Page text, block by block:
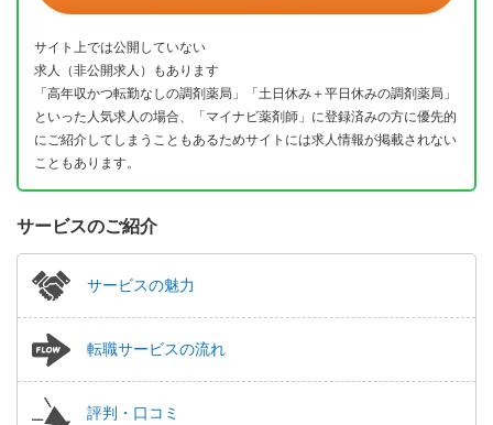
サイト上では公開していない
求人（非公開求人）もあります
「高年収かつ転勤なしの調剤薬局」「土日休み＋平日休みの調剤薬局」
といった人気求人の場合、「マイナビ薬剤師」に登録済みの方に優先的
にご紹介してしまうこともあるためサイトには求人情報が掲載されない
こともあります。
サービスのご紹介
サービスの魅力
転職サービスの流れ
評判・口コミ